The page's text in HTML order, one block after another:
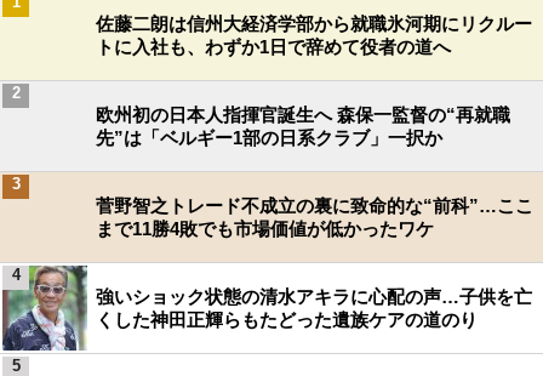
佐藤二朗は信州大経済学部から就職氷河期にリクルー
トに入社も、わずか1日で辞めて役者の道へ
欧州初の日本人指揮官誕生へ 森保一監督の“再就職
先”は「ベルギー1部の日系クラブ」一択か
2
菅野智之トレード不成立の裏に致命的な“前科”…ここ
まで11勝4敗でも市場価値が低かったワケ
3
強いショック状態の清水アキラに心配の声…子供を亡
くした神田正輝らもたどった遺族ケアの道のり
4
5